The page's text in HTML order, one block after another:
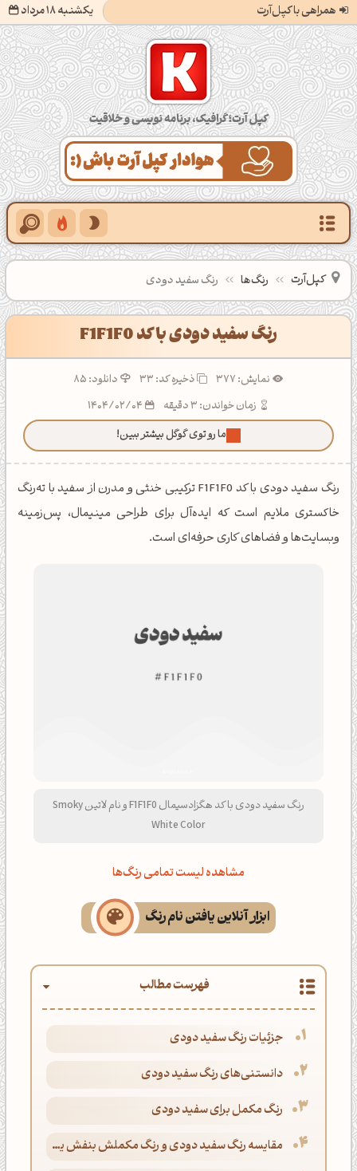
همراهی با کپل‌آرت یکشنبه 18 مرداد کپل‌آرت؛ گرافیک، برنامه‌نویسی و خلاقیت
کپل‌آرت رنگ‌ها رنگ سفید دودی
رنگ سفید دودی با کد F1F1F0
نمایش: 377 ذخیره کد:33
دانلود: 85
زمان خواندن: 3 دقیقه
ما رو توی گوگل بیشتر ببین!
رنگ سفید دودی با کد F1F1F0 ترکیبی خنثی و مدرن از سفید با ته‌رنگ
خاکستری ملایم است که ایده‌آل برای طراحی مینیمال، پس‌زمینه
وبسایت‌ها و فضاهای کاری حرفه‌ای است.
رنگ سفید دودی با کد هگزادسیمال F1F1F0 و نام لاتین Smoky
White Color
مشاهده لیست تمامی رنگ‌ها
ابزار آنلاین یافتن نام رنگ
فهرست مطالب
جزئیات رنگ سفید دودی
دانستنی‌های رنگ سفید دودی
رنگ مکمل برای سفید دودی
مقایسه رنگ سفید دودی و رنگ مکملش بنفش یاسی